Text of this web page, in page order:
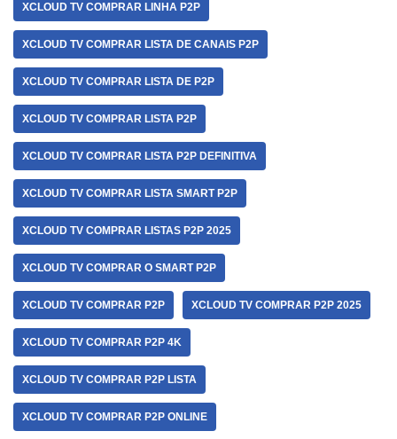
XCLOUD TV COMPRAR LINHA P2P
XCLOUD TV COMPRAR LISTA DE CANAIS P2P
XCLOUD TV COMPRAR LISTA DE P2P
XCLOUD TV COMPRAR LISTA P2P
XCLOUD TV COMPRAR LISTA P2P DEFINITIVA
XCLOUD TV COMPRAR LISTA SMART P2P
XCLOUD TV COMPRAR LISTAS P2P 2025
XCLOUD TV COMPRAR O SMART P2P
XCLOUD TV COMPRAR P2P XCLOUD TV COMPRAR P2P 2025
XCLOUD TV COMPRAR P2P 4K
XCLOUD TV COMPRAR P2P LISTA
XCLOUD TV COMPRAR P2P ONLINE